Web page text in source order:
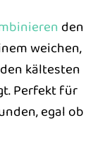
den
weichen,
kältesten
Perfekt für
egal ob